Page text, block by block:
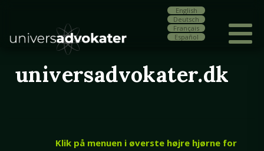
English
Deutsch
Français
Español
universadvokater.dk
Klik på menuen i øverste højre hjørne for